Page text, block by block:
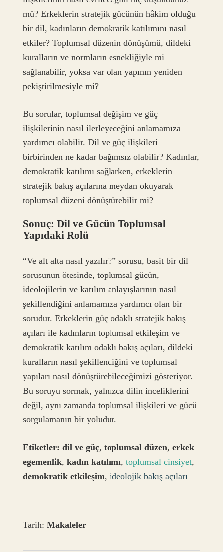
mü? Erkeklerin stratejik gücünün hâkim olduğu
bir dil, kadınların demokratik katılımını nasıl
etkiler? Toplumsal düzenin dönüşümü, dildeki
kuralların ve normların esnekliğiyle mi
sağlanabilir, yoksa var olan yapının yeniden
pekiştirilmesiyle mi?
Bu sorular, toplumsal değişim ve güç
ilişkilerinin nasıl ilerleyeceğini anlamamıza
yardımcı olabilir. Dil ve güç ilişkileri
birbirinden ne kadar bağımsız olabilir? Kadınlar,
demokratik katılımı sağlarken, erkeklerin
stratejik bakış açılarına meydan okuyarak
toplumsal düzeni dönüştürebilir mi?
Sonuç: Dil ve Gücün Toplumsal
Yapıdaki Rolü
“Ve alt alta nasıl yazılır?” sorusu, basit bir dil
sorusunun ötesinde, toplumsal gücün,
ideolojilerin ve katılım anlayışlarının nasıl
şekillendiğini anlamamıza yardımcı olan bir
sorudur. Erkeklerin güç odaklı stratejik bakış
açıları ile kadınların toplumsal etkileşim ve
demokratik katılım odaklı bakış açıları, dildeki
kuralların nasıl şekillendiğini ve toplumsal
yapıları nasıl dönüştürebileceğimizi gösteriyor.
Bu soruyu sormak, yalnızca dilin inceliklerini
değil, aynı zamanda toplumsal ilişkileri ve gücü
sorgulamanın bir yoludur.
Etiketler: dil ve güç,toplumsal düzen,erkek
egemenlik,kadın katılımı,toplumsal cinsiyet,
demokratik etkileşim,ideolojik bakış açıları
Tarih:Makaleler